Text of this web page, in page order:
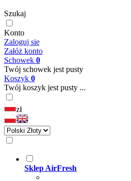
Szukaj
Konto
Zaloguj się
Załóż konto
Schowek 0
Twój schowek jest pusty
Koszyk 0
Twój koszyk jest pusty ...
zł
Sklep AirFresh